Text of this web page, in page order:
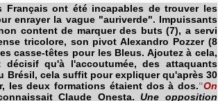
Français ont été incapables de trouver les
enrayer la vague "auriverde". Impuissants
content de marquer des buts (7), a servi
tricolore, son pivot Alexandro Pozzer (8
casse-têtes pour les Bleus. Ajoutez à cela,
qu'à l'accoutumée, des attaquants
Brésil, cela suffit pour expliquer qu'après 30
les deux formations étaient dos à dos."On
Claude Onesta.Une opposition